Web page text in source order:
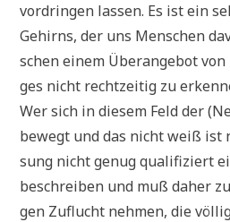
vor­drin­gen las­sen. Es ist ein
Gehirns, der uns Men­schen
schen einem Über­an­ge­bot
ges nicht recht­zei­tig zu
Wer sich in die­sem Feld der
bewegt und das nicht weiß ist
sung nicht genug qua­li­fi­ziert
beschrei­ben und muß daher
gen Zuflucht neh­men, die